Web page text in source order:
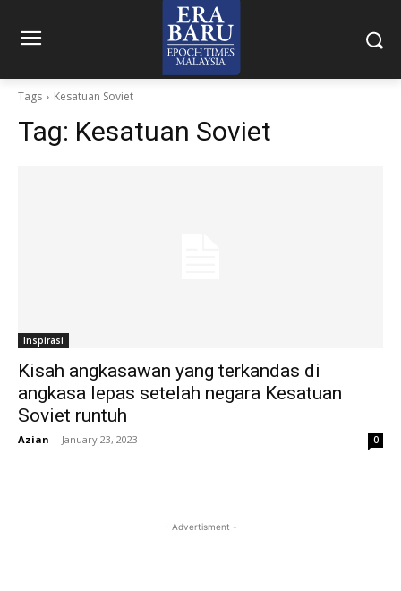
Tags Kesatuan Soviet
Tag: Kesatuan Soviet
Inspirasi
Kisah angkasawan yang terkandas di
angkasa lepas setelah negara Kesatuan
Soviet runtuh
Azian - January 23, 2023 0
- Advertisment -